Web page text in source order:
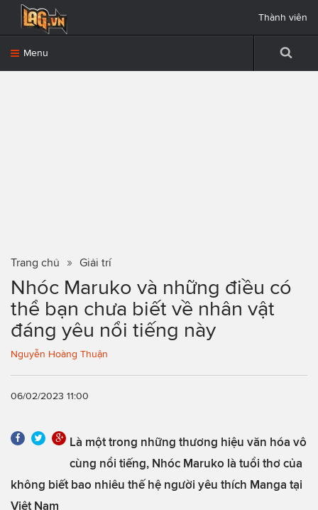
Menu
Thành viên
Trang chủ Giải trí
Nhóc Maruko và những điều có
thể bạn chưa biết về nhân vật
đáng yêu nổi tiếng này
Nguyễn Hoàng Thuận
06/02/2023 11:00
Là một trong những thương hiệu văn hóa vô
cùng nổi tiếng, Nhóc Maruko là tuổi thơ của
không biết bao nhiêu thế hệ người yêu thích Manga tại
Việt Nam